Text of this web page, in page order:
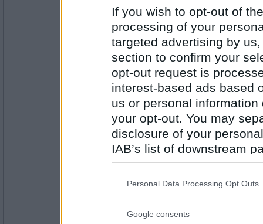
If you wish to opt-out of
processing of your
targeted advertising by
section to confirm your
opt-out request is
interest-based ads based
us or personal
your opt-out. You may
disclosure of your
IAB’s list of downstream
also be disclosed by us
Downstream Participants
Please note that this
Personal Data Processing Opt Outs
Google consents
Antal inlägg:
Kan ta en lugnare melodi
moi_magnus
Antal inlägg:
8710
För nittioandra gången: Kan du inte spela
circumstance" på din sabla fagott?
18849
egentligen Pomp and circumstance?